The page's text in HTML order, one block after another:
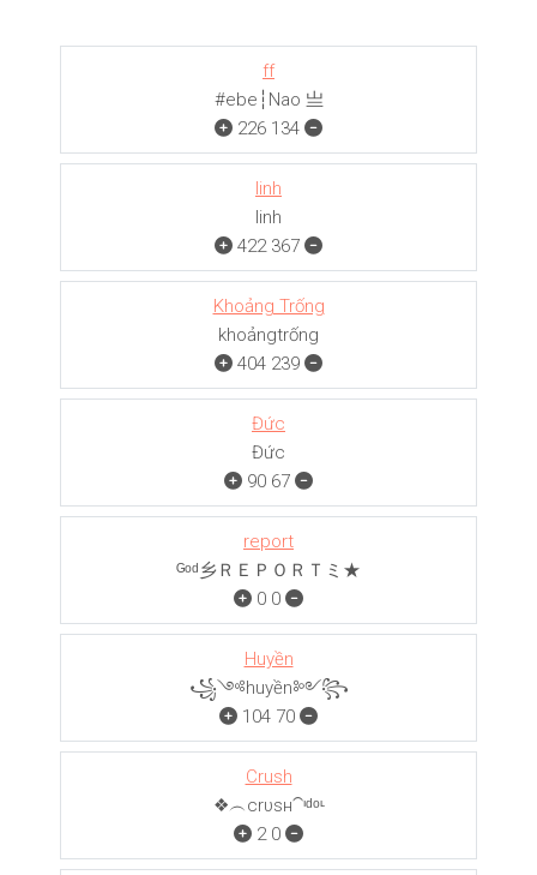
ff
#ebe┆Nao 亗
226 134
linh
linh
422 367
Khoảng Trống
khoảngㅤㅤㅤtrống
404 239
Đức
Đức
90 67
report
ᴳᵒᵈ乡ＲＥＰＯＲＴミ★
0 0
Huyền
꧁༺huyền༻꧂
104 70
Crush
❖︵crυѕн⁀ᶦᵈᵒᶫ
2 0